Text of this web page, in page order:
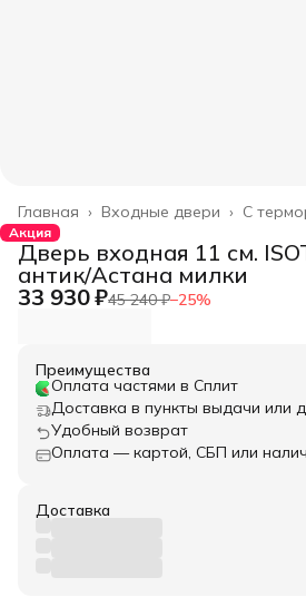
С
Входные двери ›
Главная ›
Акция
Дверь входная 11 см.
антик/Астана милки
33 930 ₽45 240 ₽−25%
Преимущества
Оплата частями в Сплит
Доставка в пункты выдачи или
Удобный возврат
Оплата — картой, СБП или
Доставка